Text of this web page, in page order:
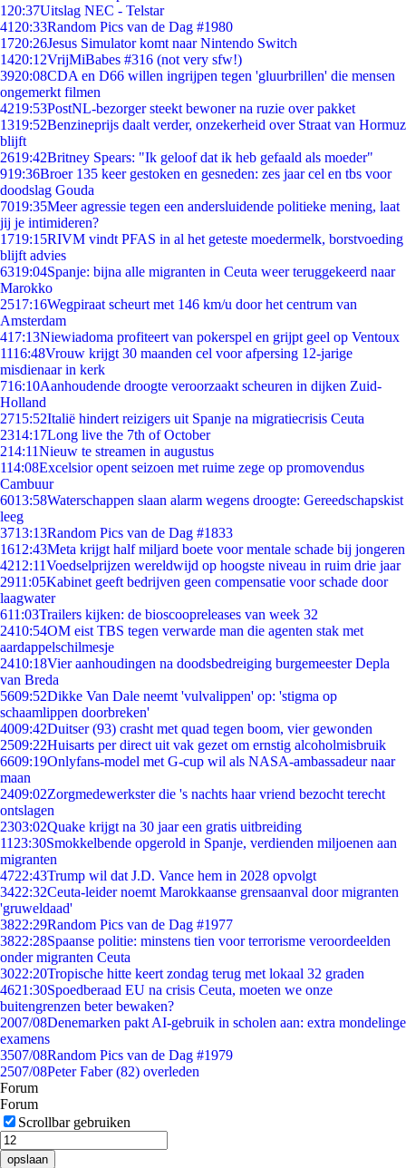
1 20:37Uitslag NEC - Telstar
41 20:33Random Pics van de Dag #1980
1720:26Jesus Simulator komt naar Nintendo Switch
1420:12VrijMiBabes #316 (not very sfw!)
3920:08CDA en D66 willen ingrijpen tegen 'gluurbrillen' die mensen
ongemerkt filmen
4219:53PostNL-bezorger steekt bewoner na ruzie over pakket
1319:52Benzineprijs daalt verder, onzekerheid over Straat van Hormuz
blijft
2619:42Britney Spears: "Ik geloof dat ik heb gefaald als moeder"
919:36Broer 135 keer gestoken en gesneden: zes jaar cel en tbs voor
doodslag Gouda
7019:35Meer agressie tegen een andersluidende politieke mening, laat
jij je intimideren?
1719:15RIVM vindt PFAS in al het geteste moedermelk, borstvoeding
blijft advies
6319:04Spanje: bijna alle migranten in Ceuta weer teruggekeerd naar
Marokko
2517:16Wegpiraat scheurt met 146 km/u door het centrum van
Amsterdam
417:13Niewiadoma profiteert van pokerspel en grijpt geel op Ventoux
1116:48Vrouw krijgt 30 maanden cel voor afpersing 12-jarige
misdienaar in kerk
716:10Aanhoudende droogte veroorzaakt scheuren in dijken Zuid-
Holland
2715:52Italië hindert reizigers uit Spanje na migratiecrisis Ceuta
2314:17Long live the 7th of October
214:11Nieuw te streamen in augustus
114:08Excelsior opent seizoen met ruime zege op promovendus
Cambuur
6013:58Waterschappen slaan alarm wegens droogte: Gereedschapskist
leeg
3713:13Random Pics van de Dag #1833
1612:43Meta krijgt half miljard boete voor mentale schade bij jongeren
4212:11Voedselprijzen wereldwijd op hoogste niveau in ruim drie jaar
2911:05Kabinet geeft bedrijven geen compensatie voor schade door
laagwater
611:03Trailers kijken: de bioscoopreleases van week 32
2410:54OM eist TBS tegen verwarde man die agenten stak met
aardappelschilmesje
2410:18Vier aanhoudingen na doodsbedreiging burgemeester Depla
van Breda
5609:52Dikke Van Dale neemt 'vulvalippen' op: 'stigma op
schaamlippen doorbreken'
4009:42Duitser (93) crasht met quad tegen boom, vier gewonden
2509:22Huisarts per direct uit vak gezet om ernstig alcoholmisbruik
6609:19Onlyfans-model met G-cup wil als NASA-ambassadeur naar
maan
2409:02Zorgmedewerkster die 's nachts haar vriend bezocht terecht
ontslagen
2303:02Quake krijgt na 30 jaar een gratis uitbreiding
11 23:30Smokkelbende opgerold in Spanje, verdienden miljoenen aan
migranten
4722:43Trump wil dat J.D. Vance hem in 2028 opvolgt
3422:32Ceuta-leider noemt Marokkaanse grensaanval door migranten
'gruweldaad'
3822:29Random Pics van de Dag #1977
3822:28Spaanse politie: minstens tien voor terrorisme veroordeelden
onder migranten Ceuta
3022:20Tropische hitte keert zondag terug met lokaal 32 graden
4621:30Spoedberaad EU na crisis Ceuta, moeten we onze
buitengrenzen beter bewaken?
2007/08Denemarken pakt AI-gebruik in scholen aan: extra mondelinge
examens
3507/08Random Pics van de Dag #1979
2507/08Peter Faber (82) overleden
Forum
Forum
Scrollbar gebruiken
opslaan